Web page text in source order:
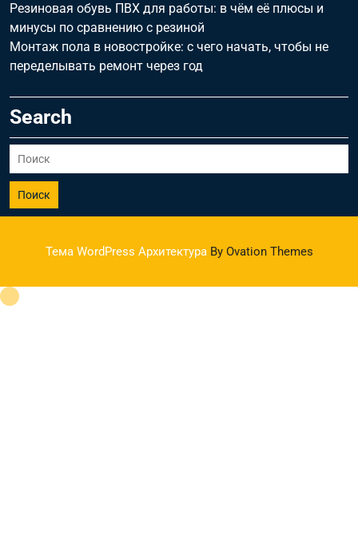
Резиновая обувь ПВХ для работы: в чём её плюсы и
минусы по сравнению с резиной
Монтаж пола в новостройке: с чего начать, чтобы не
переделывать ремонт через год
Search
Поиск
Тема WordPress АрхитектураBy Ovation Themes